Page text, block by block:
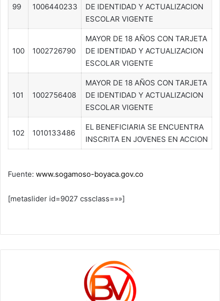
99 1006440233
DE IDENTIDAD Y ACTUALIZACION
ESCOLAR VIGENTE
100 1002726790
MAYOR DE 18 AÑOS CON TARJETA
DE IDENTIDAD Y ACTUALIZACION
ESCOLAR VIGENTE
101 1002756408
MAYOR DE 18 AÑOS CON TARJETA
DE IDENTIDAD Y ACTUALIZACION
ESCOLAR VIGENTE
102 1010133486
EL BENEFICIARIA SE ENCUENTRA
INSCRITA EN JOVENES EN ACCION
Fuente: www.sogamoso-boyaca.gov.co
[metaslider id=9027 cssclass=»»]